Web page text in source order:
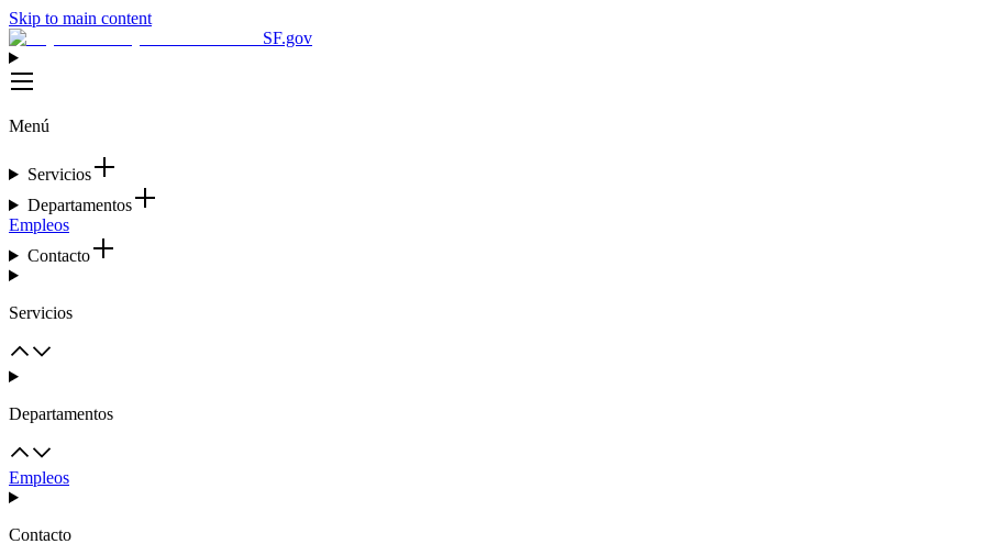
Skip to main content
SF.gov
Menú
Servicios
Departamentos
Empleos
Contacto
Servicios
Departamentos
Empleos
Contacto